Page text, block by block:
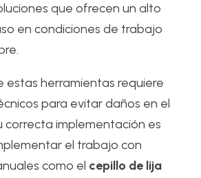
que ofrecen un alto
en condiciones de trabajo
estas herramientas requiere
para evitar daños en el
correcta implementación es
el trabajo con
como el cepillo de lija